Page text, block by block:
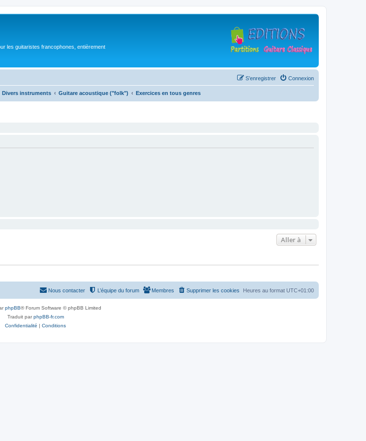
les guitaristes francophones, entièrement
Connexion
S’enregistrer
Divers instruments Guitare acoustique ("folk") Exercices en tous genres
Aller à
Heures au format UTC+01:00
Supprimer les cookies
Membres
L’équipe du forum
Nous contacter
phpBB® Forum Software © phpBB Limited
Traduit parphpBB-fr.com
Confidentialité | Conditions